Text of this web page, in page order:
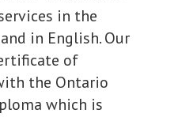
in the
in English. Our
of
the Ontario
which is